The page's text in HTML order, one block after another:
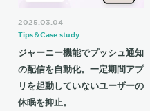
2025.03.04
Tips＆Case study
ジャーニー機能でプッシュ通知
の配信を自動化。一定期間アプ
リを起動していないユーザーの
休眠を抑止。